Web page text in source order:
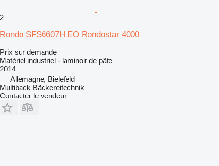
2
Rondo SFS6607H.EO Rondostar 4000
Prix sur demande
Matériel industriel - laminoir de pâte
2014
Allemagne, Bielefeld
Multiback Bäckereitechnik
Contacter le vendeur